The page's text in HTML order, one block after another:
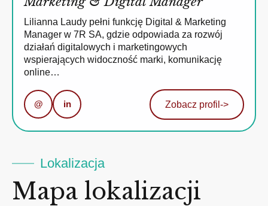
Lilianna Laudy pełni funkcję Digital & Marketing
Manager w 7R SA, gdzie odpowiada za rozwój
działań digitalowych i marketingowych
wspierających widoczność marki, komunikację
online…
@ in Zobacz profil ->
Lokalizacja
Mapa lokalizacji